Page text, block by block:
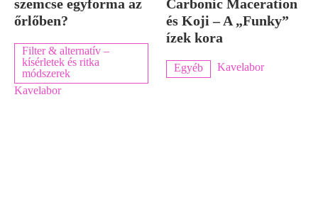
szemcse egyforma az
őrlőben?
Filter & alternatív –
kísérletek és ritka
módszerek
Kavelabor
Carbonic Maceration
és Koji – A „Funky”
ízek kora
Egyéb Kavelabor